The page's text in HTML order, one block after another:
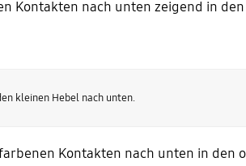
Kontakten nach unten zeigend in
kleinen Hebel nach unten.
Kontakten nach unten in den